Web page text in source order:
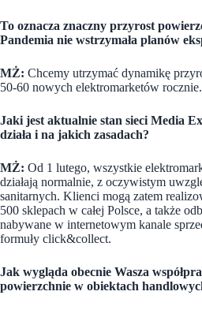
To oznacza znaczny przyrost
Pandemia nie wstrzymała planów
MŻ: Chcemy utrzymać dynamikę
50-60 nowych elektromarketów rocznie.
Jaki jest aktualnie stan sieci Media
działa i na jakich zasadach?
MŻ: Od 1 lutego, wszystkie
działają normalnie, z oczywistym
sanitarnych. Klienci mogą zatem
500 sklepach w całej Polsce, a także
nabywane w internetowym kanale
formuły click&collect.
Jak wygląda obecnie Wasza
powierzchnie w obiektach